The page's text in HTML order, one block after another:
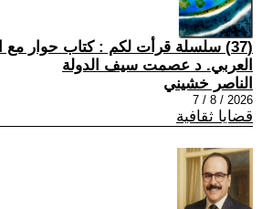
(37) سلسلة قرأت لكم : كتاب حوار مع
العربي. د عصمت سيف الدولة
الناصر خشيني
2026 / 8 / 7
قضايا ثقافية